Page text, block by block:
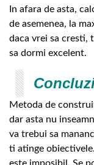
In afara de asta,
de asemenea, la
daca vrei sa cresti,
sa dormi excelent.
Metoda de
dar asta nu
va trebui sa
ti atinge